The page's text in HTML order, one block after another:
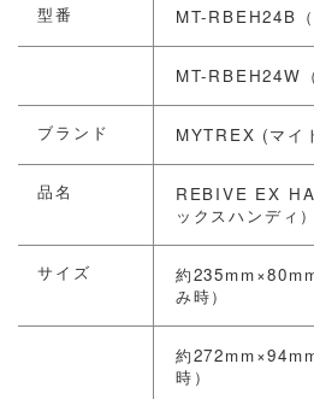
型番 MT-RBEH24B（
MT-RBEH24W
ブランド MYTREX (マイ
品名
REBIVE EX
ックスハンディ）
サイズ
約
み時）
約
時）